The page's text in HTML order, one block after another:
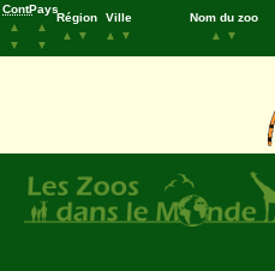
Cont.
▲
▼
Pays
▲
▼
Région
▲
▼
Ville
▲
▼
Nom du zoo
▲
▼